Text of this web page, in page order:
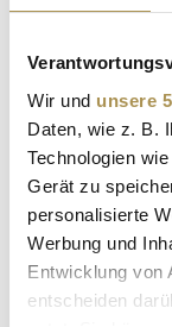
Wir und unsere
Daten, wie z. B.
Technologien
Gerät zu
personalisierte
Werbung und
Entwicklung von
entscheiden